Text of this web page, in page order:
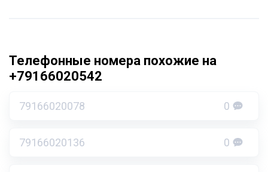
Телефонные номера похожие на
+79166020542
79166020078 0
79166020136 0